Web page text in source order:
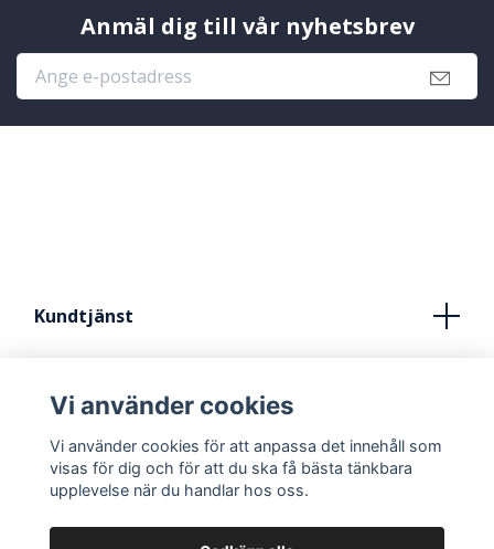
Anmäl dig till vår nyhetsbrev
Kundtjänst
Kontakt
FRÅN IDÈ TILL STUDIO
Vi använder cookies
Vi använder cookies för att anpassa det innehåll som
visas för dig och för att du ska få bästa tänkbara
upplevelse när du handlar hos oss.